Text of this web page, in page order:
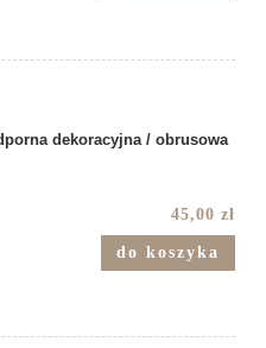
dekoracyjna / obrusowa
45,00 zł
do koszyka